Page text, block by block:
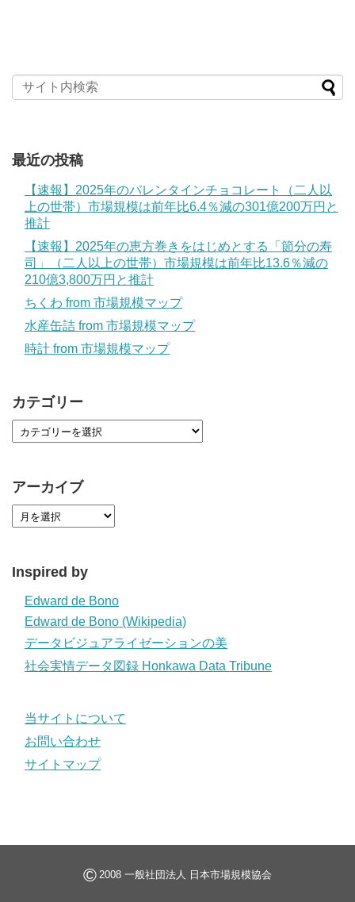
最近の投稿
【速報】2025年のバレンタインチョコレート（二人以
上の世帯）市場規模は前年比6.4％減の301億200万円と
推計
【速報】2025年の恵方巻きをはじめとする「節分の寿
司」（二人以上の世帯）市場規模は前年比13.6％減の
210億3,800万円と推計
ちくわ from 市場規模マップ
水産缶詰 from 市場規模マップ
時計 from 市場規模マップ
カテゴリー
アーカイブ
Inspired by
Edward de Bono
Edward de Bono (Wikipedia)
データビジュアライゼーションの美
社会実情データ図録 Honkawa Data Tribune
当サイトについて
お問い合わせ
サイトマップ
© 2008 一般社団法人 日本市場規模協会